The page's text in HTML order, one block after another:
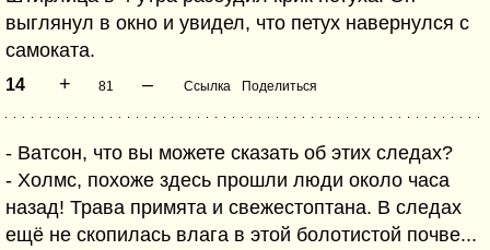
выглянул в окно и увидел, что петух навернулся с
самоката.
14 + 81 – Ссылка Поделиться
- Ватсон, что вы можете сказать об этих следах?
- Холмс, похоже здесь прошли люди около часа
назад! Трава примята и свежестоптана. В следах
ещё не скопилась влага в этой болотистой почве...